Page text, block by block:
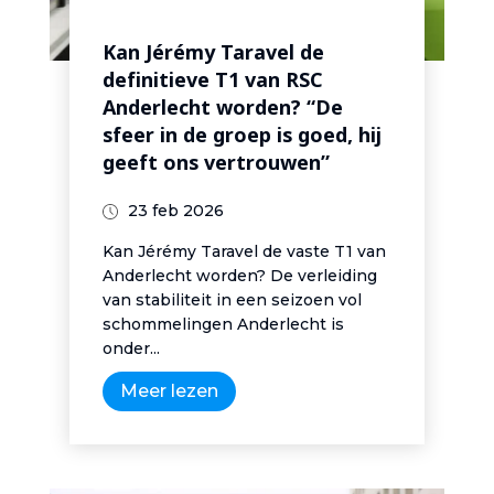
Kan Jérémy Taravel de
definitieve T1 van RSC
Anderlecht worden? “De
sfeer in de groep is goed, hij
geeft ons vertrouwen”
23 feb 2026
Kan Jérémy Taravel de vaste T1 van
Anderlecht worden? De verleiding
van stabiliteit in een seizoen vol
schommelingen Anderlecht is
onder...
Meer lezen